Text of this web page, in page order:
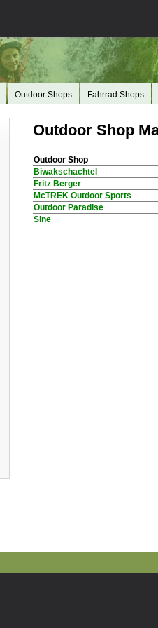
Outdoor Shops Fahrrad Shops
Outdoor Shop
Outdoor Shop
Biwakschachtel
Fritz Berger
McTREK Outdoor Sports
Outdoor Paradise
Sine